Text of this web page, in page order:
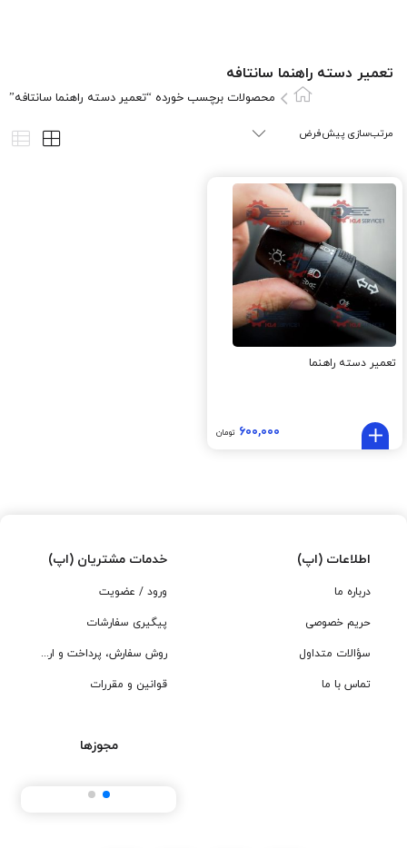
تعمير دسته راهنما سانتافه
محصولات برچسب خورده “تعمير دسته راهنما سانتافه”
تعمیر دسته راهنما
۶۰۰,۰۰۰ تومان
اطلاعات (اپ)
درباره ما
حریم خصوصی
سؤالات متداول
تماس با ما
خدمات مشتریان (اپ)
ورود / عضویت
پیگیری سفارشات
روش سفارش، پرداخت و ارسال
قوانین و مقررات
مجوزها